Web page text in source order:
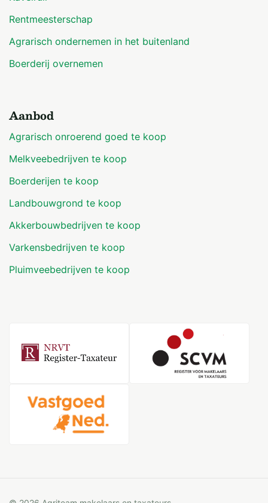
Rentmeesterschap
Agrarisch ondernemen in het buitenland
Boerderij overnemen
Aanbod
Agrarisch onroerend goed te koop
Melkveebedrijven te koop
Boerderijen te koop
Landbouwgrond te koop
Akkerbouwbedrijven te koop
Varkensbedrijven te koop
Pluimveebedrijven te koop